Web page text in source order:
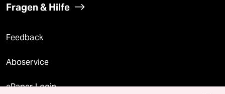
Fragen & Hilfe
Feedback
Aboservice
ePaper Login